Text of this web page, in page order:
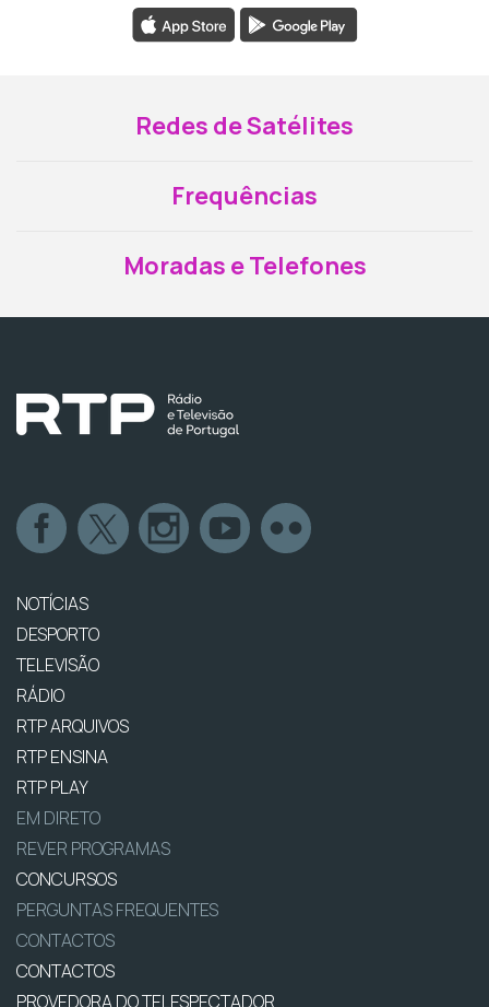
Redes de Satélites
Frequências
Moradas e Telefones
NOTÍCIAS
DESPORTO
TELEVISÃO
RÁDIO
RTP ARQUIVOS
RTP ENSINA
RTP PLAY
EM DIRETO
REVER PROGRAMAS
CONCURSOS
PERGUNTAS FREQUENTES
CONTACTOS
CONTACTOS
PROVEDORA DO TELESPECTADOR